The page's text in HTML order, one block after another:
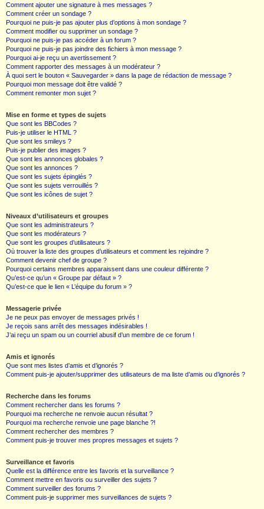
Comment ajouter une signature à mes messages ?
Comment créer un sondage ?
Pourquoi ne puis-je pas ajouter plus d’options à mon sondage ?
Comment modifier ou supprimer un sondage ?
Pourquoi ne puis-je pas accéder à un forum ?
Pourquoi ne puis-je pas joindre des fichiers à mon message ?
Pourquoi ai-je reçu un avertissement ?
Comment rapporter des messages à un modérateur ?
À quoi sert le bouton « Sauvegarder » dans la page de rédaction de message ?
Pourquoi mon message doit être validé ?
Comment remonter mon sujet ?
Mise en forme et types de sujets
Que sont les BBCodes ?
Puis-je utiliser le HTML ?
Que sont les smileys ?
Puis-je publier des images ?
Que sont les annonces globales ?
Que sont les annonces ?
Que sont les sujets épinglés ?
Que sont les sujets verrouillés ?
Que sont les icônes de sujet ?
Niveaux d’utilisateurs et groupes
Que sont les administrateurs ?
Que sont les modérateurs ?
Que sont les groupes d’utilisateurs ?
Où trouver la liste des groupes d’utilisateurs et comment les rejoindre ?
Comment devenir chef de groupe ?
Pourquoi certains membres apparaissent dans une couleur différente ?
Qu’est-ce qu’un « Groupe par défaut » ?
Qu’est-ce que le lien « L’équipe du forum » ?
Messagerie privée
Je ne peux pas envoyer de messages privés !
Je reçois sans arrêt des messages indésirables !
J’ai reçu un spam ou un courriel abusif d’un membre de ce forum !
Amis et ignorés
Que sont mes listes d’amis et d’ignorés ?
Comment puis-je ajouter/supprimer des utilisateurs de ma liste d’amis ou d’ignorés ?
Recherche dans les forums
Comment rechercher dans les forums ?
Pourquoi ma recherche ne renvoie aucun résultat ?
Pourquoi ma recherche renvoie une page blanche ?!
Comment rechercher des membres ?
Comment puis-je trouver mes propres messages et sujets ?
Surveillance et favoris
Quelle est la différence entre les favoris et la surveillance ?
Comment mettre en favoris ou surveiller des sujets ?
Comment surveiller des forums ?
Comment puis-je supprimer mes surveillances de sujets ?